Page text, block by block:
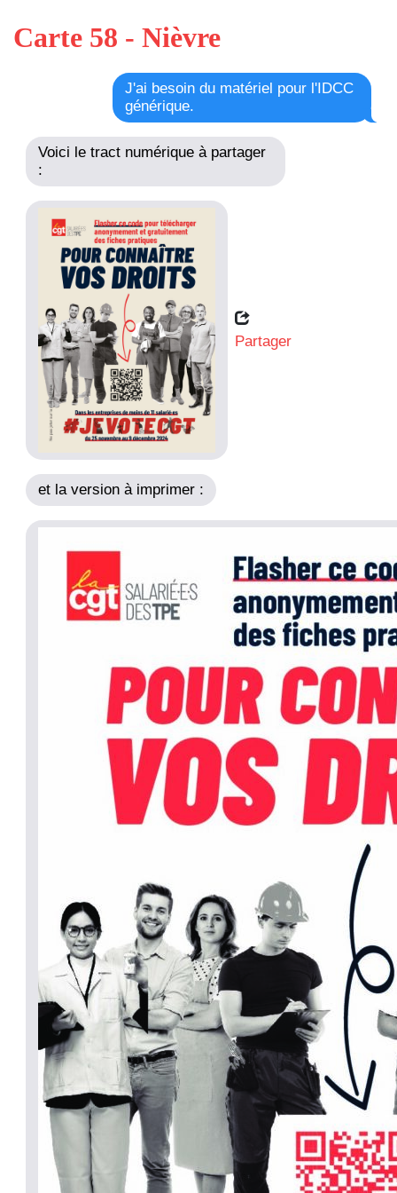
Carte 58 - Nièvre
J'ai besoin du matériel pour l'IDCC
générique.
Voici le tract numérique à partager
:
Partager
et la version à imprimer :